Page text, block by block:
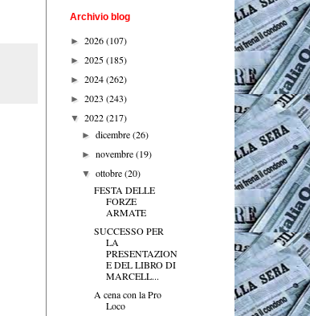
Archivio blog
► 2026(107)
► 2025(185)
► 2024(262)
► 2023 (243)
▼ 2022(217)
►dicembre(26)
►novembre(19)
▼ottobre(20)
FESTA DELLE
FORZE
ARMATE
SUCCESSO PER
LA
PRESENTAZION
E DEL LIBRO DI
MARCELL...
A cena con la Pro
Loco